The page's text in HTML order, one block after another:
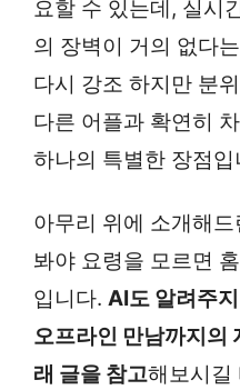
요할 수 있는데, 실시
의 장벽이 거의 없다
다시 강조 하지만 분
다른 어플과 확연히
하나의 특별한 장점입
아무리 위에 소개해
봐야 요령을 모르면
입니다. AI도 알려주
오프라인 만남까지의
래 글을 참고해보시길